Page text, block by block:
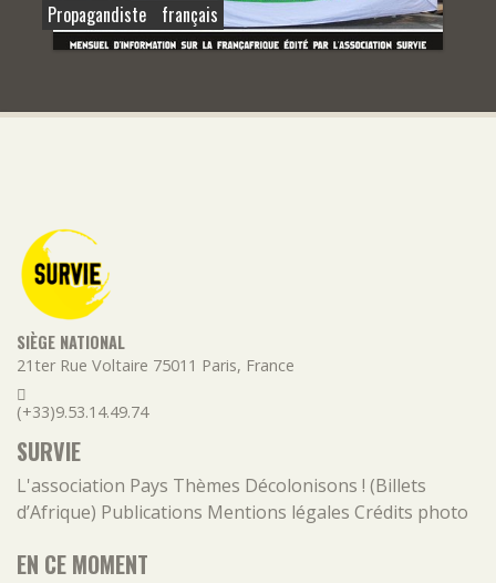
Propagandiste français
SIÈGE NATIONAL
21ter Rue Voltaire 75011 Paris, France
(+33)9.53.14.49.74
SURVIE
L'association Pays Thèmes Décolonisons ! (Billets
d’Afrique) Publications Mentions légales Crédits photo
EN CE MOMENT